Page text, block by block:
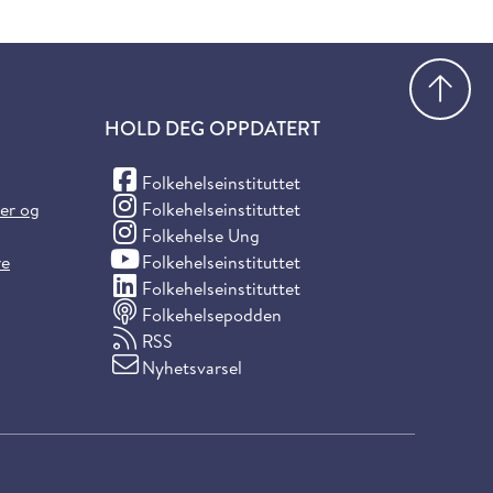
og
HOLD DEG OPPDATERT
Folkehelseinstituttet
(Facebook)
Folkehelseinstituttet
(Instagram)
Folkehelse Ung
(Instagram)
Folkehelseinstituttet
(YouTube)
Folkehelseinstituttet
(LinkedIn)
Folkehelsepodden
RSS
Nyhetsvarsel